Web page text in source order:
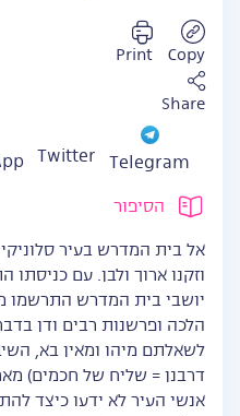
Copy
Print
Share
Telegram
Twitter
הסיפור
אל בית המדרש בעיר
וזקנו ארוך ולבן. עם
יושבי בית המדרש התרשמו
הלכה ופרשנות רבים ודן
לשאלתם מיהו ומאין בא,
דרבנן = שליח של חכמים)
אנשי העיר לא ידעו כיצד